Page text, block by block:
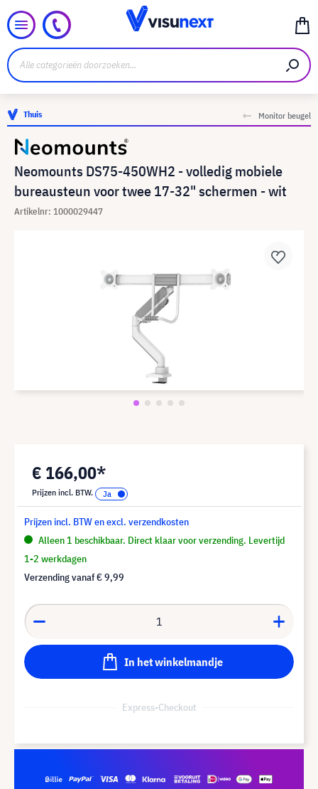
Thuis Monitor beugel
Neomounts DS75-450WH2 - volledig mobiele
bureausteun voor twee 17-32" schermen - wit
Artikelnr: 1000029447
€ 166,00*
Prijzen incl. BTW.
Prijzen incl. BTW en excl. verzendkosten
Alleen 1 beschikbaar. Direct klaar voor verzending. Levertijd
1-2 werkdagen
Verzending vanaf€ 9,99
In het winkelmandje
Express-Checkout